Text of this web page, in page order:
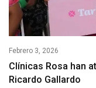
Febrero 3, 2026
Clínicas Rosa han
Ricardo Gallardo